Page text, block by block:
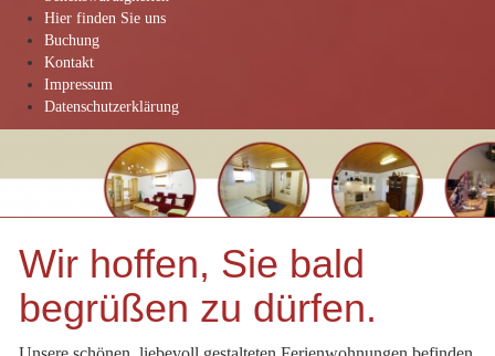
Hier finden Sie uns
Buchung
Kontakt
Impressum
Datenschutzerklärung
Wir hoffen, Sie bald
begrüßen zu dürfen.